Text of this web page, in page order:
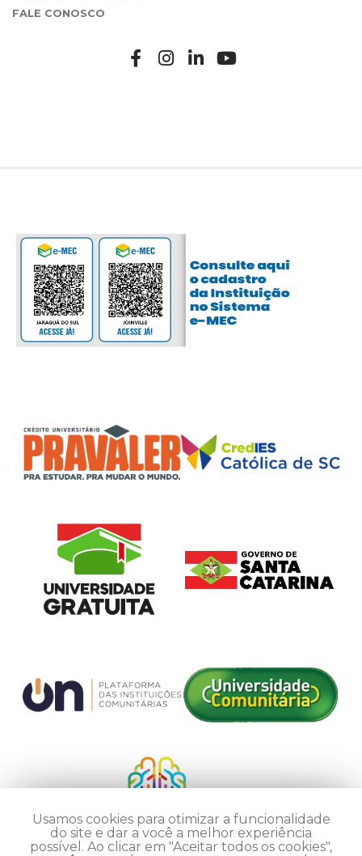
FALE CONOSCO
Usamos cookies para otimizar a funcionalidade
do site e dar a você a melhor experiência
possível. Ao clicar em "Aceitar todos os cookies",